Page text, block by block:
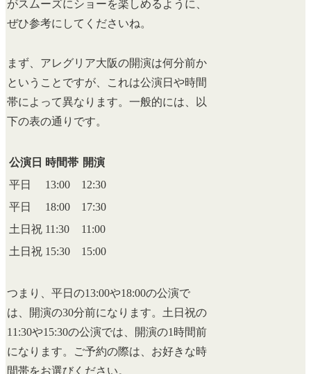
がスムーズにショーを楽しめるように、
ぜひ参考にしてくださいね。
まず、アレグリア大阪の開演は何分前か
ということですが、これは公演日や時間
帯によって異なります。一般的には、以
下の表の通りです。
公演日 時間帯 開演
平日
13:00
12:30
平日
18:00
17:30
土日祝 11:30
11:00
土日祝 15:30 15:00
つまり、平日の13:00や18:00の公演で
は、開演の30分前になります。土日祝の
11:30や15:30の公演では、開演の1時間前
になります。ご予約の際は、お好きな時
間帯をお選びください。